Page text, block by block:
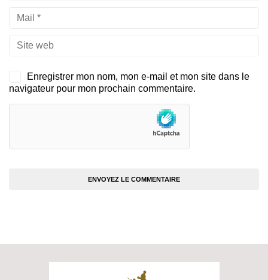
Enregistrer mon nom, mon e-mail et mon site dans le
navigateur pour mon prochain commentaire.